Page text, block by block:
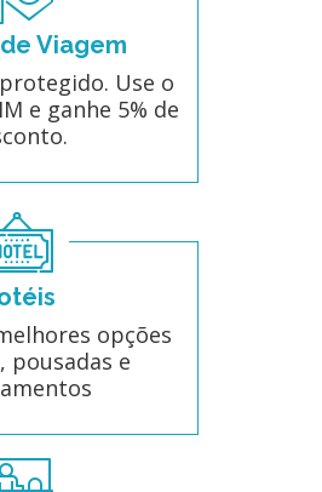
Viagem
Use o
e ganhe 5% de
opções
pousadas e